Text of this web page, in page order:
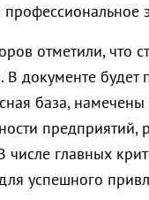
профессиональное
отметили, что
В документе
база,
числе главных
успешного